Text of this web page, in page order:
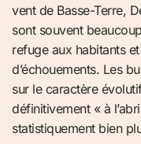
vent de Basse-Terre,
sont souvent
refuge aux habitants
d’échouements. Les
sur le caractère
définitivement « à
statistiquement bien